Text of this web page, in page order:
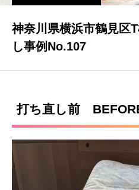
神奈川県横浜市鶴見区
し事例No.107
打ち直し前